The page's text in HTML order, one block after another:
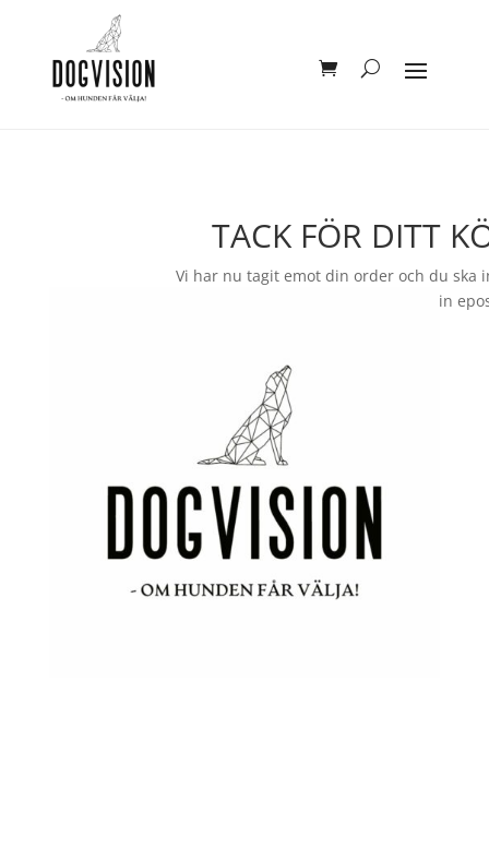
TACK FÖR DITT
Vi har nu tagit emot din order och du ska
få en orderbekräftelse skickat ditt din